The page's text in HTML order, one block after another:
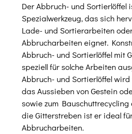
Der Abbruch- und Sortierlöffel
Spezialwerkzeug, das sich
Lade- und Sortierarbeiten
Abbrucharbeiten eignet.
Abbruch- und Sortierlöffel mit
speziell für solche Arbeiten
Abbruch- und Sortierlöffel
das Aussieben von Gestein
sowie zum Bauschuttrecycling
die Gitterstreben ist er ideal
Abbrucharbeiten.